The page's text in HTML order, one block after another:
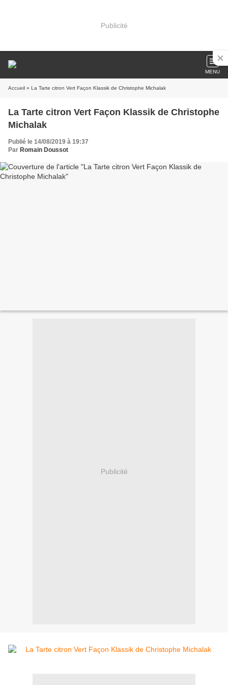
Publicité
MENU
Accueil » La Tarte citron Vert Façon Klassik de Christophe Michalak
La Tarte citron Vert Façon Klassik de Christophe
Michalak
Publié le 14/08/2019 à 19:37
Par Romain Doussot
Publicité